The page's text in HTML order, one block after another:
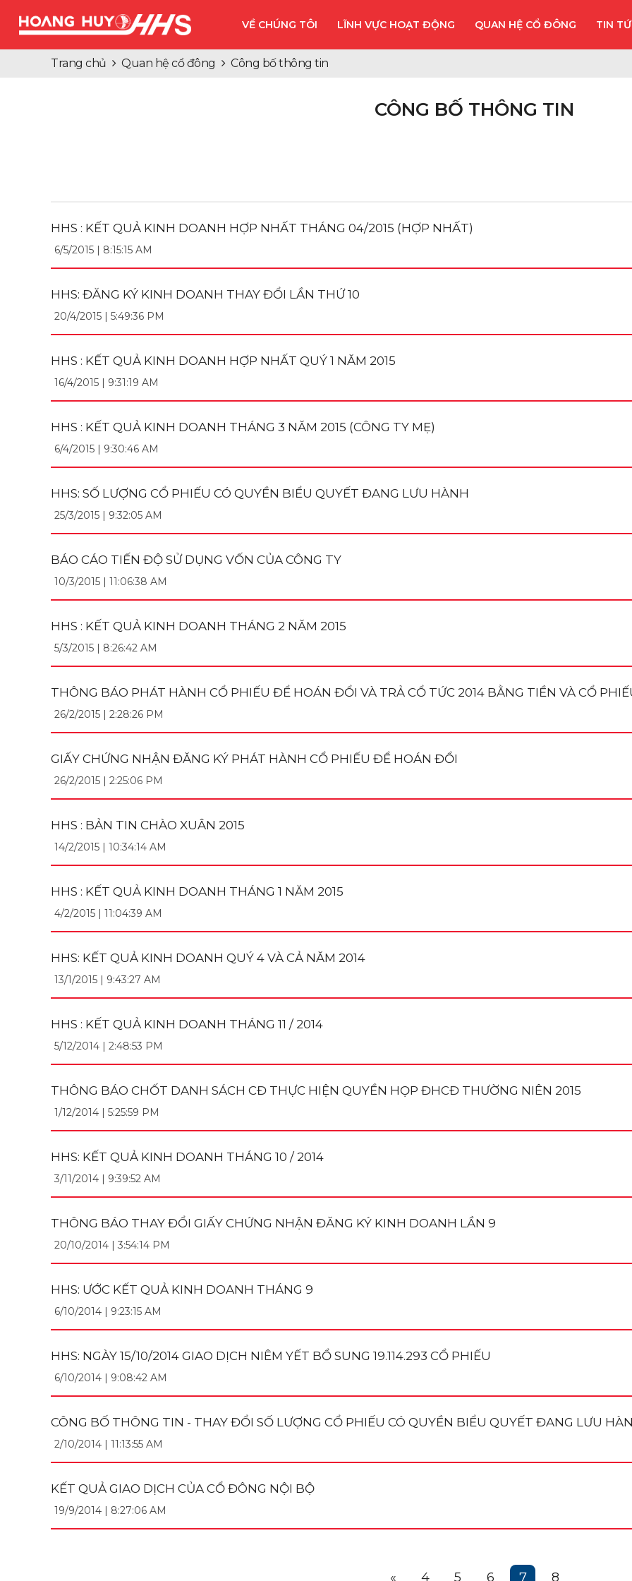
VỀ CHÚNG TÔI LĨNH VỰC HOẠT ĐỘNG QUAN HỆ CỔ ĐÔNG TIN
Trang chủ Quan hệ cổ đông Công bố thông tin
CÔNG BỐ THÔNG TIN
HHS : KẾT QUẢ KINH DOANH HỢP NHẤT THÁNG 04/2015 (HỢP NHẤT)
6/5/2015 | 8:15:15 AM
HHS: ĐĂNG KÝ KINH DOANH THAY ĐỔI LẦN THỨ 10
20/4/2015 | 5:49:36 PM
HHS : KẾT QUẢ KINH DOANH HỢP NHẤT QUÝ 1 NĂM 2015
16/4/2015 | 9:31:19 AM
HHS : KẾT QUẢ KINH DOANH THÁNG 3 NĂM 2015 (CÔNG TY MẸ)
6/4/2015 | 9:30:46 AM
HHS: SỐ LƯỢNG CỔ PHIẾU CÓ QUYỀN BIỂU QUYẾT ĐANG LƯU HÀNH
25/3/2015 | 9:32:05 AM
BÁO CÁO TIẾN ĐỘ SỬ DỤNG VỐN CỦA CÔNG TY
10/3/2015 | 11:06:38 AM
HHS : KẾT QUẢ KINH DOANH THÁNG 2 NĂM 2015
5/3/2015 | 8:26:42 AM
THÔNG BÁO PHÁT HÀNH CỔ PHIẾU ĐỂ HOÁN ĐỔI VÀ TRẢ CỔ TỨC 2014 BẰNG TIỀN VÀ CỔ
26/2/2015 | 2:28:26 PM
GIẤY CHỨNG NHẬN ĐĂNG KÝ PHÁT HÀNH CỔ PHIẾU ĐỂ HOÁN ĐỔI
26/2/2015 | 2:25:06 PM
HHS : BẢN TIN CHÀO XUÂN 2015
14/2/2015 | 10:34:14 AM
HHS : KẾT QUẢ KINH DOANH THÁNG 1 NĂM 2015
4/2/2015 | 11:04:39 AM
HHS: KẾT QUẢ KINH DOANH QUÝ 4 VÀ CẢ NĂM 2014
13/1/2015 | 9:43:27 AM
HHS : KẾT QUẢ KINH DOANH THÁNG 11 / 2014
5/12/2014 | 2:48:53 PM
THÔNG BÁO CHỐT DANH SÁCH CĐ THỰC HIỆN QUYỀN HỌP ĐHCĐ THƯỜNG NIÊN 2015
1/12/2014 | 5:25:59 PM
HHS: KẾT QUẢ KINH DOANH THÁNG 10 / 2014
3/11/2014 | 9:39:52 AM
THÔNG BÁO THAY ĐỔI GIẤY CHỨNG NHẬN ĐĂNG KÝ KINH DOANH LẦN 9
20/10/2014 | 3:54:14 PM
HHS: ƯỚC KẾT QUẢ KINH DOANH THÁNG 9
6/10/2014 | 9:23:15 AM
HHS: NGÀY 15/10/2014 GIAO DỊCH NIÊM YẾT BỔ SUNG 19.114.293 CỔ PHIẾU
6/10/2014 | 9:08:42 AM
CÔNG BỐ THÔNG TIN - THAY ĐỔI SỐ LƯỢNG CỔ PHIẾU CÓ QUYỀN BIỂU QUYẾT ĐANG LƯU
2/10/2014 | 11:13:55 AM
KẾT QUẢ GIAO DỊCH CỦA CỔ ĐÔNG NỘI BỘ
19/9/2014 | 8:27:06 AM
« 4 5 6 7 8